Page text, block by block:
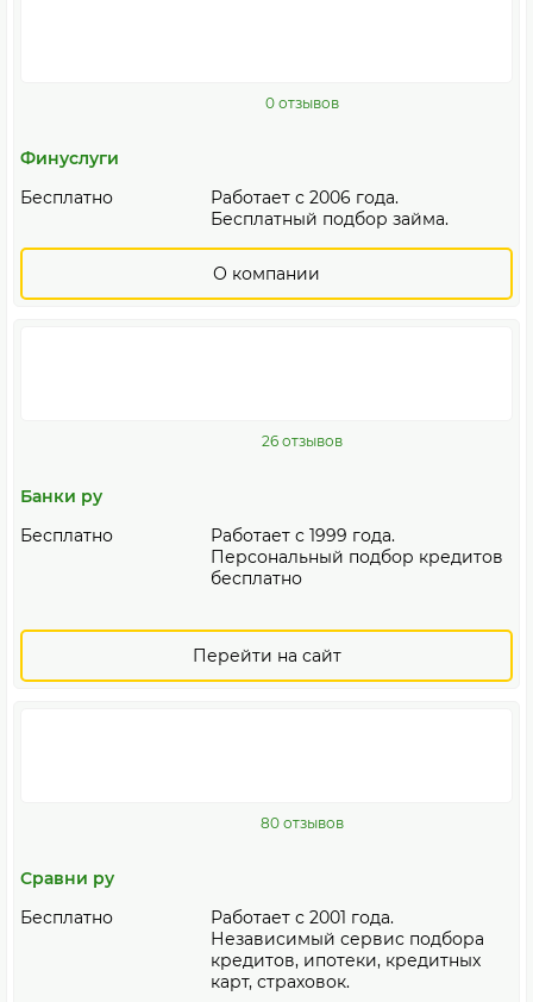
0 отзывов
Финуслуги
Бесплатно
Работает с 2006 года.
Бесплатный подбор займа.
О компании
26 отзывов
Банки ру
Бесплатно
Работает с 1999 года.
Персональный подбор кредитов
бесплатно
Перейти на сайт
80 отзывов
Сравни ру
Бесплатно
Работает с 2001 года.
Независимый сервис подбора
кредитов, ипотеки, кредитных
карт, страховок.